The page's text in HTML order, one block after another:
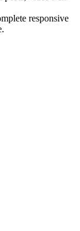
responsive